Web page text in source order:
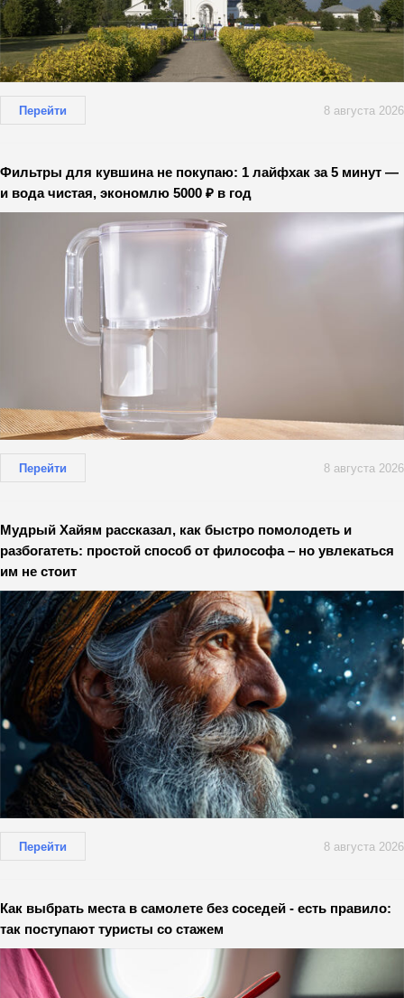
Перейти 8 августа 2026
Фильтры для кувшина не покупаю: 1 лайфхак за 5 минут —
и вода чистая, экономлю 5000 ₽ в год
Перейти 8 августа 2026
Мудрый Хайям рассказал, как быстро помолодеть и
разбогатеть: простой способ от философа – но увлекаться
им не стоит
Перейти 8 августа 2026
Как выбрать места в самолете без соседей - есть правило:
так поступают туристы со стажем